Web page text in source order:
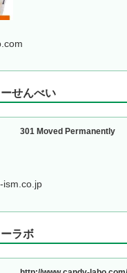
せんべい
301 Moved Permanently
ism.co.jp
ラボ